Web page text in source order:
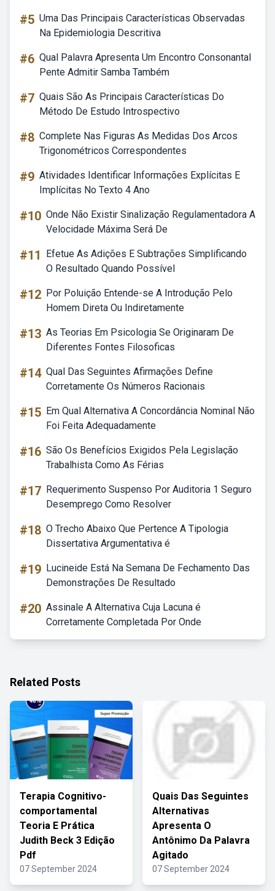
#5 Uma Das Principais Características Observadas
Na Epidemiologia Descritiva
#6 Qual Palavra Apresenta Um Encontro Consonantal
Pente Admitir Samba Também
#7 Quais São As Principais Características Do
Método De Estudo Introspectivo
#8 Complete Nas Figuras As Medidas Dos Arcos
Trigonométricos Correspondentes
#9 Atividades Identificar Informações Explícitas E
Implícitas No Texto 4 Ano
#10 Onde Não Existir Sinalização Regulamentadora A
Velocidade Máxima Será De
#11
Efetue As Adições E Subtrações Simplificando
O Resultado Quando Possível
#12 Por Poluição Entende-se A Introdução Pelo
Homem Direta Ou Indiretamente
#13 As Teorias Em Psicologia Se Originaram De
Diferentes Fontes Filosoficas
#14 Qual Das Seguintes Afirmações Define
Corretamente Os Números Racionais
#15 Em Qual Alternativa A Concordância Nominal Não
Foi Feita Adequadamente
#16 São Os Benefícios Exigidos Pela Legislação
Trabalhista Como As Férias
#17 Requerimento Suspenso Por Auditoria 1 Seguro
Desemprego Como Resolver
#18 O Trecho Abaixo Que Pertence A Tipologia
Dissertativa Argumentativa é
#19 Lucineide Está Na Semana De Fechamento Das
Demonstrações De Resultado
#20 Assinale A Alternativa Cuja Lacuna é
Corretamente Completada Por Onde
Related Posts
Terapia Cognitivo-
comportamental
Teoria E Prática
Judith Beck 3 Edição
Pdf
07 September 2024
Quais Das Seguintes
Alternativas
Apresenta O
Antônimo Da Palavra
Agitado
07 September 2024